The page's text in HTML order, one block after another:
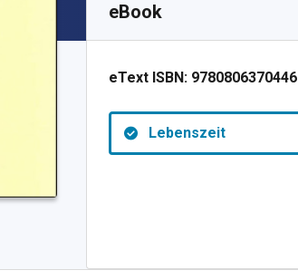
eBook
eText ISBN: 9780806370446
Lebenszeit